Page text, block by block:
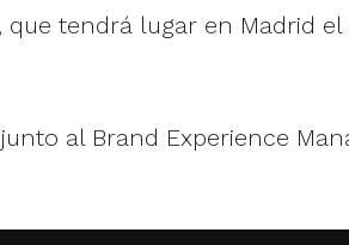
tendrá lugar en Madrid el
al Brand Experience